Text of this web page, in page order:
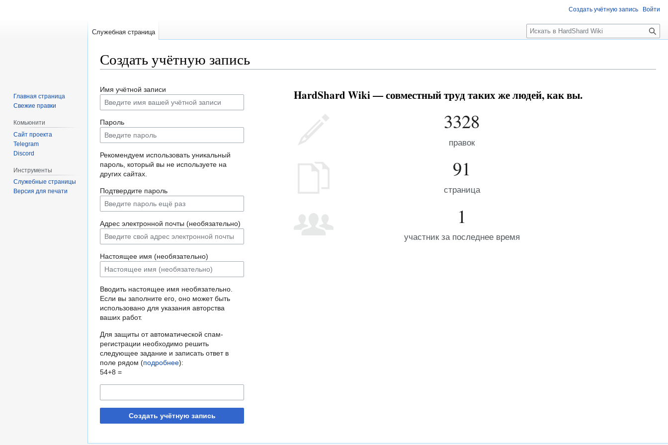
Создать учётную запись
к
навигации
к
поиску
Имя учётной записи
Пароль
Рекомендуем использовать уникальный
пароль, который вы не используете на
других сайтах.
Подтвердите пароль
Адрес электронной почты (необязательно)
Настоящее имя (необязательно)
Вводить настоящее имя необязательно.
Если вы заполните его, оно может быть
использовано для указания авторства
ваших работ.
Для защиты от автоматической спам-
регистрации необходимо решить
следующее задание и записать ответ в
поле рядом (подробнее):
54+8 =
Создать учётную запись
HardShard Wiki — совместный труд таких же людей, как вы.
3328
правок
91
страница
1
участник за последнее время
Создать учётную запись Войти
Служебная страница
Поиск
Главная страница
Свежие правки
Комьюнити
Сайт проекта
Telegram
Discord
Инструменты
Служебные страницы
Версия для печати